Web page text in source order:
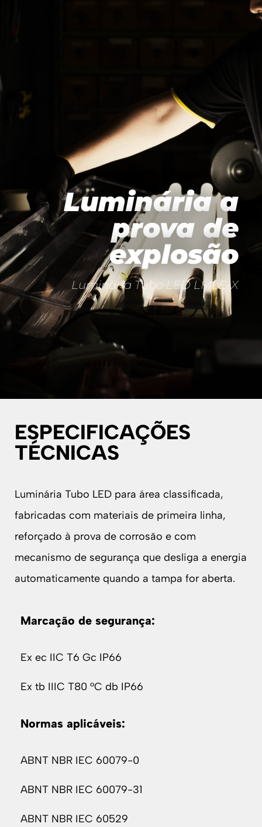
Luminária a
prova de
explosão
Luminária Tubo LED LMLE-X
ESPECIFICAÇÕES
TÉCNICAS
Luminária Tubo LED para área classificada,
fabricadas com materiais de primeira linha,
reforçado à prova de corrosão e com
mecanismo de segurança que desliga a energia
automaticamente quando a tampa for aberta.
Marcação de segurança:
Ex ec IIC T6 Gc IP66
Ex tb IIIC T80 °C db IP66
Normas aplicáveis:
ABNT NBR IEC 60079-0
ABNT NBR IEC 60079-31
ABNT NBR IEC 60529